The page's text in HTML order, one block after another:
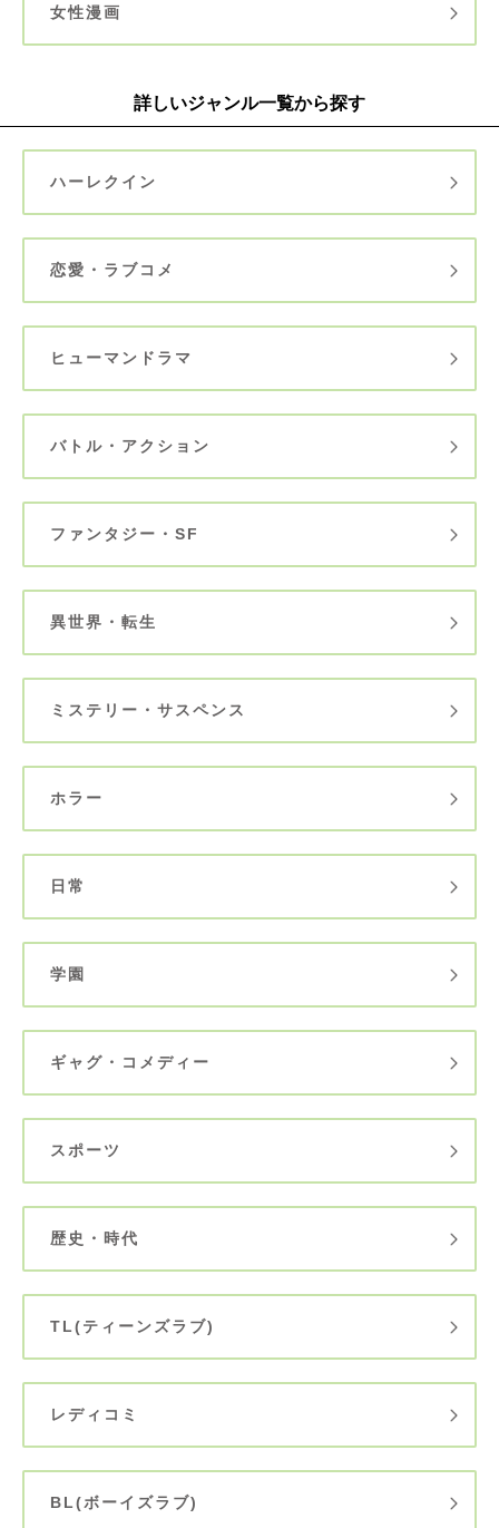
女性漫画
詳しいジャンル一覧から探す
ハーレクイン
恋愛・ラブコメ
ヒューマンドラマ
バトル・アクション
ファンタジー・SF
異世界・転生
ミステリー・サスペンス
ホラー
日常
学園
ギャグ・コメディー
スポーツ
歴史・時代
TL(ティーンズラブ)
レディコミ
BL(ボーイズラブ)